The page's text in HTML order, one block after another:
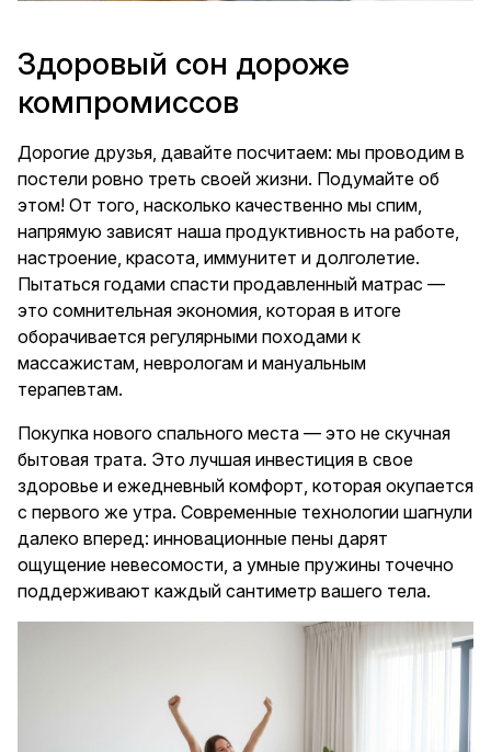
Здоровый сон дороже
компромиссов
Дорогие друзья, давайте посчитаем: мы проводим в
постели ровно треть своей жизни. Подумайте об
этом! От того, насколько качественно мы спим,
напрямую зависят наша продуктивность на работе,
настроение, красота, иммунитет и долголетие.
Пытаться годами спасти продавленный матрас —
это сомнительная экономия, которая в итоге
оборачивается регулярными походами к
массажистам, неврологам и мануальным
терапевтам.
Покупка нового спального места — это не скучная
бытовая трата. Это лучшая инвестиция в свое
здоровье и ежедневный комфорт, которая окупается
с первого же утра. Современные технологии шагнули
далеко вперед: инновационные пены дарят
ощущение невесомости, а умные пружины точечно
поддерживают каждый сантиметр вашего тела.